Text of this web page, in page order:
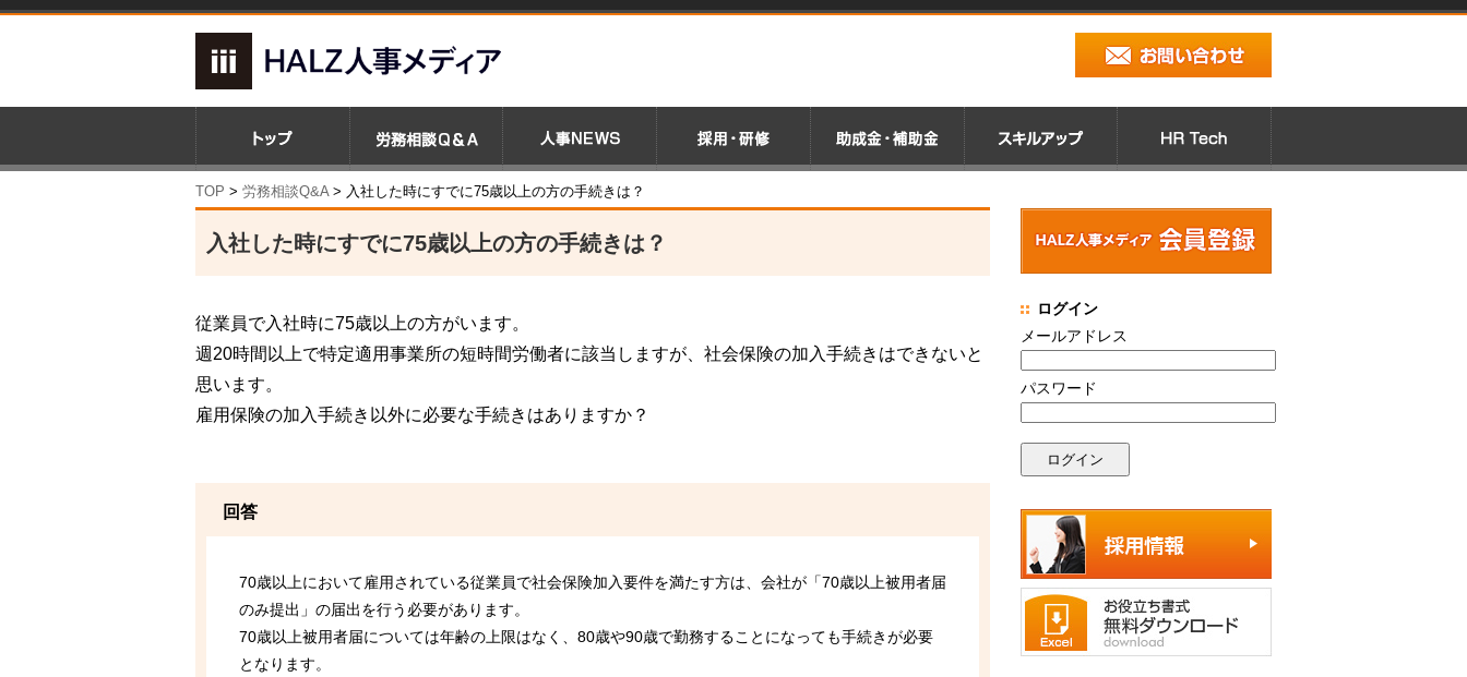
TOP > 労務相談Q&A> 入社した時にすでに75歳以上の方の手続きは？
入社した時にすでに75歳以上の方の手続きは？
従業員で入社時に75歳以上の方がいます。
週20時間以上で特定適用事業所の短時間労働者に該当しますが、社会保険の加入手続きはできないと
思います。
雇用保険の加入手続き以外に必要な手続きはありますか？
回答
70歳以上において雇用されている従業員で社会保険加入要件を満たす方は、会社が「70歳以上被用者届
のみ提出」の届出を行う必要があります。
70歳以上被用者届については年齢の上限はなく、80歳や90歳で勤務することになっても手続きが必要
となります。
ログイン
メールアドレス
パスワード